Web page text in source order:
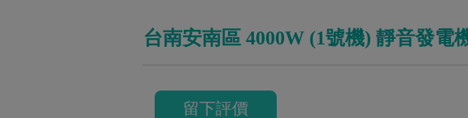
台南安南區 4000W (1號機) 靜音發電
留下評價